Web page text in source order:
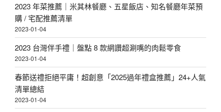
2023 年菜推薦｜米其林餐廳、五星飯店、知名餐廳年菜預
購 / 宅配推薦清單
2023-01-04
2023 台灣伴手禮｜盤點 8 款網讚超涮嘴的肉鬆零食
2023-01-04
春節送禮拒絕平庸！超創意「2025過年禮盒推薦」24+人氣
清單總結
2023-01-04